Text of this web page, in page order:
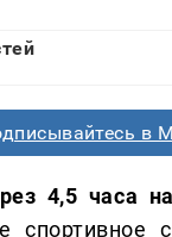
в
4,5 часа
спортивное